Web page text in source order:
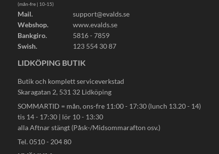
(mån-fre | 10-15)
Mail.
support@evalds.se
Webshop.
www.evalds.se
Bankgiro.
5816 - 7859
Swish.
123 554 30 87
LIDKÖPING BUTIK
Butik och komplett serviceverkstad
Skaragatan 2, 531 32 Lidköping
SOMMARTID = mån, ons-fre 11:00 - 17:30 (lunch 13.20 - 14)
tis 14 - 17:30 | lör 10 - 13:30
alla Aftnar stängt (Påsk-/Midsommarafton osv.)
Tel. 0510 - 204 80